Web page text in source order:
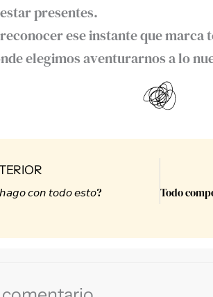
presentes.
ese instante que marca
elegimos aventurarnos a lo
𝘤𝘰𝘯 𝘵𝘰𝘥𝘰 𝘦𝘴𝘵𝘰?⁣